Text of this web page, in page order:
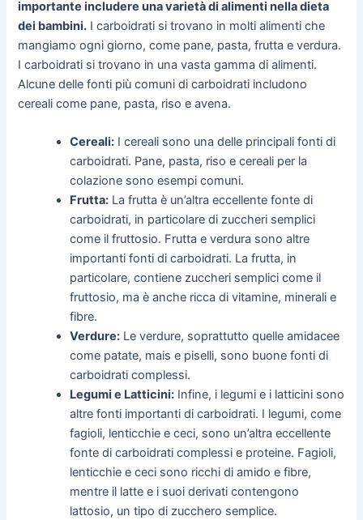
importante includere una varietà di alimenti nella dieta
dei bambini. I carboidrati si trovano in molti alimenti che
mangiamo ogni giorno, come pane, pasta, frutta e verdura.
I carboidrati si trovano in una vasta gamma di alimenti.
Alcune delle fonti più comuni di carboidrati includono
cereali come pane, pasta, riso e avena.
Cereali: I cereali sono una delle principali fonti di
carboidrati. Pane, pasta, riso e cereali per la
colazione sono esempi comuni.
Frutta: La frutta è un’altra eccellente fonte di
carboidrati, in particolare di zuccheri semplici
come il fruttosio. Frutta e verdura sono altre
importanti fonti di carboidrati. La frutta, in
particolare, contiene zuccheri semplici come il
fruttosio, ma è anche ricca di vitamine, minerali e
fibre.
Verdure: Le verdure, soprattutto quelle amidacee
come patate, mais e piselli, sono buone fonti di
carboidrati complessi.
Legumi e Latticini: Infine, i legumi e i latticini sono
altre fonti importanti di carboidrati. I legumi, come
fagioli, lenticchie e ceci, sono un’altra eccellente
fonte di carboidrati complessi e proteine. Fagioli,
lenticchie e ceci sono ricchi di amido e fibre,
mentre il latte e i suoi derivati contengono
lattosio, un tipo di zucchero semplice.